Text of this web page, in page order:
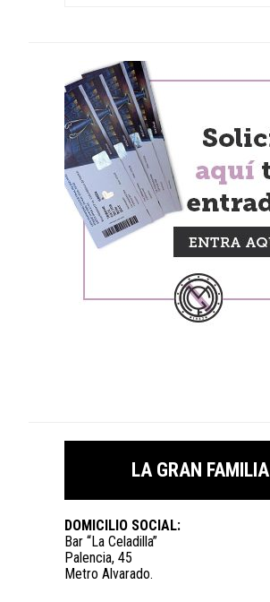
LA GRAN FAMILIA
DOMICILIO SOCIAL:
Bar “La Celadilla”
Palencia, 45
Metro Alvarado.